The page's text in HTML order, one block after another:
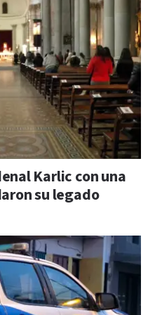
Karlic con una
su legado